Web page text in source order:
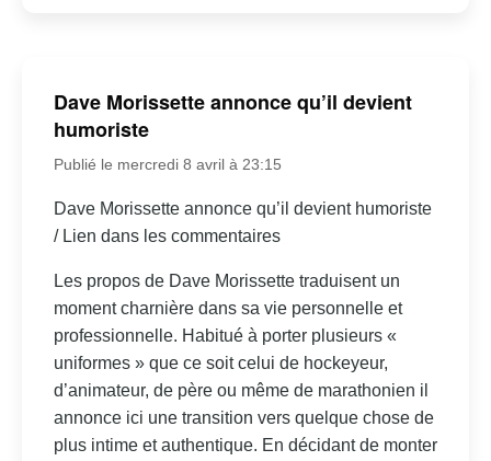
Dave Morissette annonce qu’il devient
humoriste
Publié le mercredi 8 avril à 23:15
Dave Morissette annonce qu’il devient humoriste
/ Lien dans les commentaires
Les propos de Dave Morissette traduisent un
moment charnière dans sa vie personnelle et
professionnelle. Habitué à porter plusieurs «
uniformes » que ce soit celui de hockeyeur,
d’animateur, de père ou même de marathonien il
annonce ici une transition vers quelque chose de
plus intime et authentique. En décidant de monter